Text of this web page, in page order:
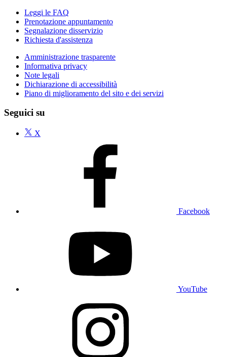
Leggi le FAQ
Prenotazione appuntamento
Segnalazione disservizio
Richiesta d'assistenza
Amministrazione trasparente
Informativa privacy
Note legali
Dichiarazione di accessibilità
Piano di miglioramento del sito e dei servizi
Seguici su
X
Facebook
YouTube